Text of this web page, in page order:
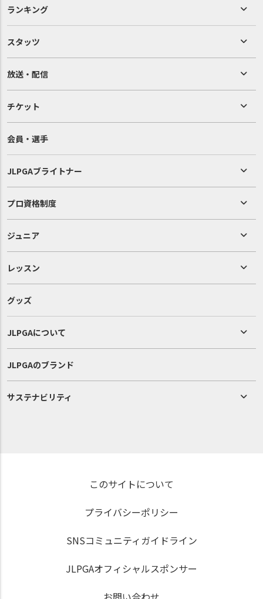
ランキング
スタッツ
放送・配信
チケット
会員・選手
JLPGAブライトナー
プロ資格制度
ジュニア
レッスン
グッズ
JLPGAについて
JLPGAのブランド
サステナビリティ
このサイトについて
プライバシーポリシー
SNSコミュニティガイドライン
JLPGAオフィシャルスポンサー